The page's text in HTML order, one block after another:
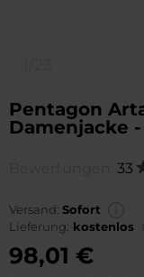
Pentagon
Damenjacke
33
Versand: Sofort
Lieferung: kostenlos
98,01 €